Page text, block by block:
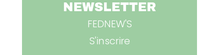
NEWSLETTER
FEDNEW'S
S'inscrire